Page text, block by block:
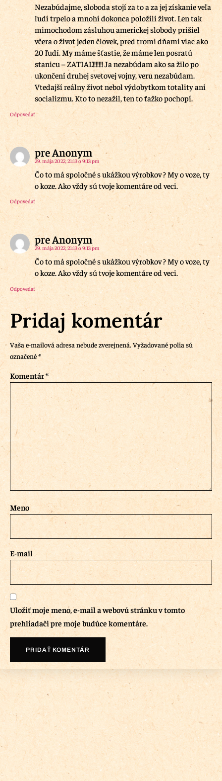
Nezabúdajme, sloboda stojí za to a za jej získanie veľa
ľudí trpelo a mnohí dokonca položili život. Len tak
mimochodom zásluhou americkej slobody prišiel
včera o život jeden človek, pred tromi dňami viac ako
20 ľudí. My máme šťastie, že máme len posratú
stanicu – ZATIAĽ!!!!!!! Ja nezabúdam ako sa žilo po
ukončení druhej svetovej vojny, veru nezabúdam.
Vtedajší reálny život nebol výdobytkom totality ani
socializmu. Kto to nezažil, ten to ťažko pochopí.
Odpovedať
pre Anonym
29. mája 2022, 21:13 o 9:13 pm
Čo to má spoločné s ukážkou výrobkov ? My o voze, ty
o koze. Ako vždy sú tvoje komentáre od veci.
Odpovedať
pre Anonym
29. mája 2022, 21:13 o 9:13 pm
Čo to má spoločné s ukážkou výrobkov ? My o voze, ty
o koze. Ako vždy sú tvoje komentáre od veci.
Odpovedať
Pridaj komentár
Vaša e-mailová adresa nebude zverejnená. Vyžadované polia sú
označené*
Komentár*
Meno
E-mail
Uložiť moje meno, e-mail a webovú stránku v tomto
prehliadači pre moje budúce komentáre.